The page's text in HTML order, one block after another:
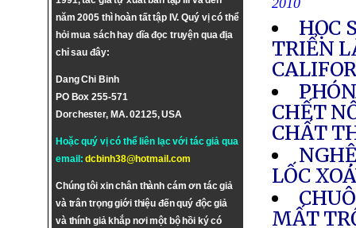
năm 2005 thì hoàn tất tập IV. Quý vị có thể
hỏi mua sách hay dĩa đọc truyện qua địa
chỉ sau đây:
Dang Chi Binh
PO Box 255-571
Dorchester, MA. 02125, USA
Hoặc quý vị có thể liên lạc với tác giả qua
email:dcbinh38@hotmail.com
Chúng tôi xin chân thành cám ơn tác giả
và trân trọng giới thiệu đến quý độc giả
và thính giả khắp nơi một bộ hồi ký có
2010
HỌC
TRIỂN
CHẾT
CHẤT
LỐC
MẤT